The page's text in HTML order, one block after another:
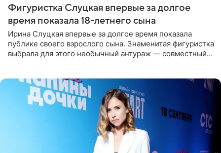
Фигуристка Слуцкая впервые за долгое
время показала 18-летнего сына
Ирина Слуцкая впервые за долгое время показала
публике своего взрослого сына. Знаменитая фигуристка
выбрала для этого необычный антураж — совместный